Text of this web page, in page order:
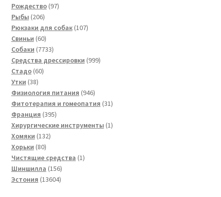
товара
Рождество 9797
Рыбы 206206
товаров
Рюкзаки для собак 107107
Свиньи 6060
товаров
Собаки 77337733
товара
Средства дрессировки 999999
Стадо 6060
Утки 3838
товаров
Физиология питания 946946
товаров
Фитотерапия и гомеопатия 3131
Франция 395395
товаров
Хирургические инструменты 11
Хомяки 132132
Хорьки 8080
товаров
Чистящие средства 11
Шиншилла 156156
товаров
Эстония 1360413604